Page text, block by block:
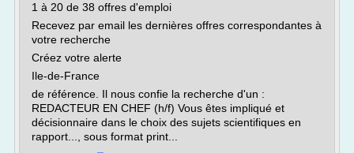
1 à 20 de 38 offres d'emploi
Recevez par email les dernières offres correspondantes à
votre recherche
Créez votre alerte
Ile-de-France
de référence. Il nous confie la recherche d'un :
REDACTEUR EN CHEF (h/f) Vous êtes impliqué et
décisionnaire dans le choix des sujets scientifiques en
rapport..., sous format print...